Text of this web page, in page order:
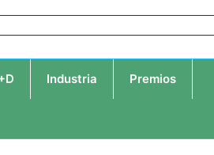
Industria Premios